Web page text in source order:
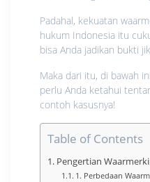
Padahal, kekuatan
hukum Indonesia itu
bisa Anda jadikan bukti
Maka dari itu, di bawah
perlu Anda ketahui
contoh kasusnya!
Table of Contents
Pengertian
1. Perbedaan